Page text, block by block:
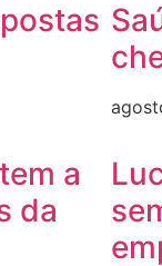
a
da